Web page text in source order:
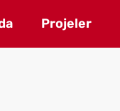
Projeler